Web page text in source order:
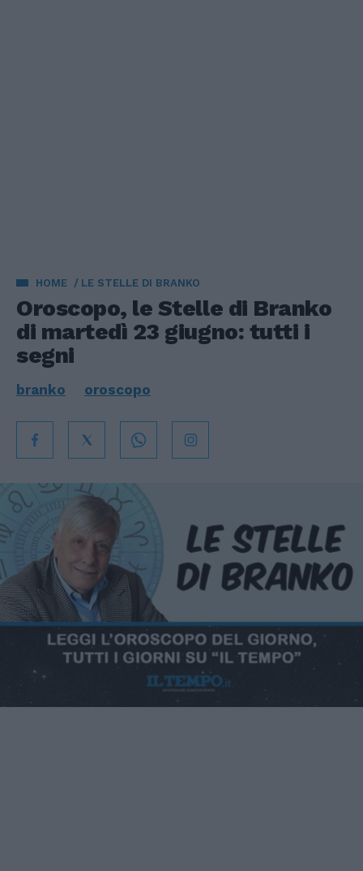
HOME LE STELLE DI BRANKO
Oroscopo, le Stelle di Branko
di martedì 23 giugno: tutti i
segni
branko oroscopo